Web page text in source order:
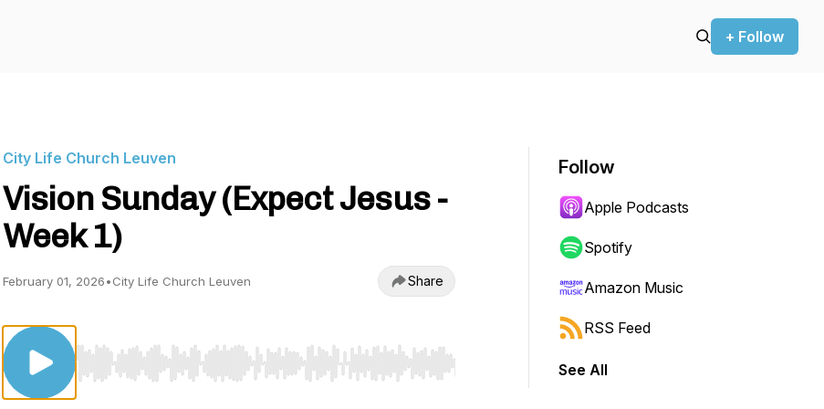
+ Follow
City Life Church Leuven
Vision Sunday (Expect Jesus -
Week 1)
February 01, 2026•City Life Church Leuven Share
Use Left/Right to seek, Home/End to jump to start or end. Hold shift to jump forward or backward.
Follow
Apple Podcasts
Spotify
Amazon Music
RSS Feed
See All